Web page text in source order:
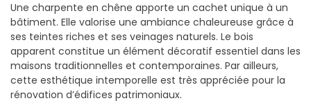
Une charpente en chêne apporte un cachet unique à un
bâtiment. Elle valorise une ambiance chaleureuse grâce à
ses teintes riches et ses veinages naturels. Le bois
apparent constitue un élément décoratif essentiel dans les
maisons traditionnelles et contemporaines. Par ailleurs,
cette esthétique intemporelle est très appréciée pour la
rénovation d’édifices patrimoniaux.